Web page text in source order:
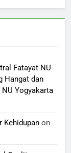
Fatayat NU
Hangat dan
NU Yogyakarta
Kehidupan on